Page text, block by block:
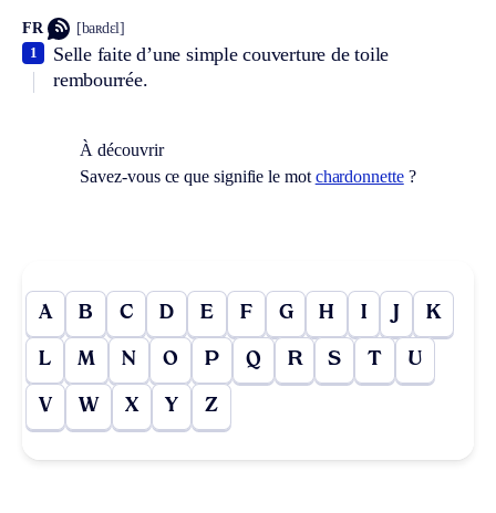
FR [baʀdɛl]
Selle faite d’une simple couverture de toile
rembourrée.
1
À découvrir
Savez-vous ce que signifie le mot chardonnette?
A B C D E F G H I J K
L M N O P Q R S T U
V W X Y Z